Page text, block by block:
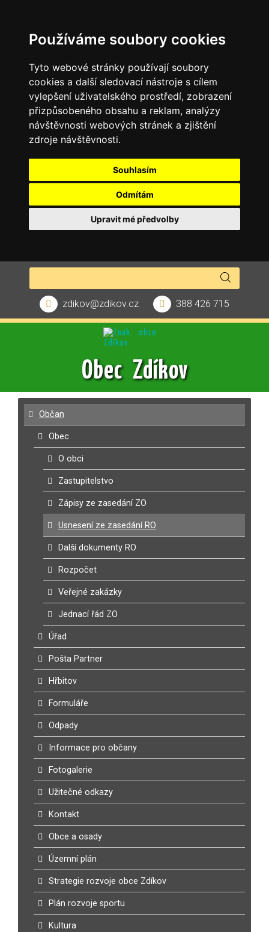
Používáme soubory cookies
Tyto webové stránky používají soubory
cookies a další sledovací nástroje s cílem
vylepšení uživatelského prostředí, zobrazení
přizpůsobeného obsahu a reklam, analýzy
návštěvnosti webových stránek a zjištění
zdroje návštěvnosti.
Souhlasím
Odmítám
Upravit mé předvolby
zdikov@zdikov.cz 388 426 715
Obec Zdíkov
Občan
Obec
O obci
Zastupitelstvo
Zápisy ze zasedání ZO
Usnesení ze zasedání RO
Další dokumenty RO
Rozpočet
Veřejné zakázky
Jednací řád ZO
Úřad
Pošta Partner
Hřbitov
Formuláře
Odpady
Informace pro občany
Fotogalerie
Užitečné odkazy
Kontakt
Obce a osady
Územní plán
Strategie rozvoje obce Zdíkov
Plán rozvoje sportu
Kultura